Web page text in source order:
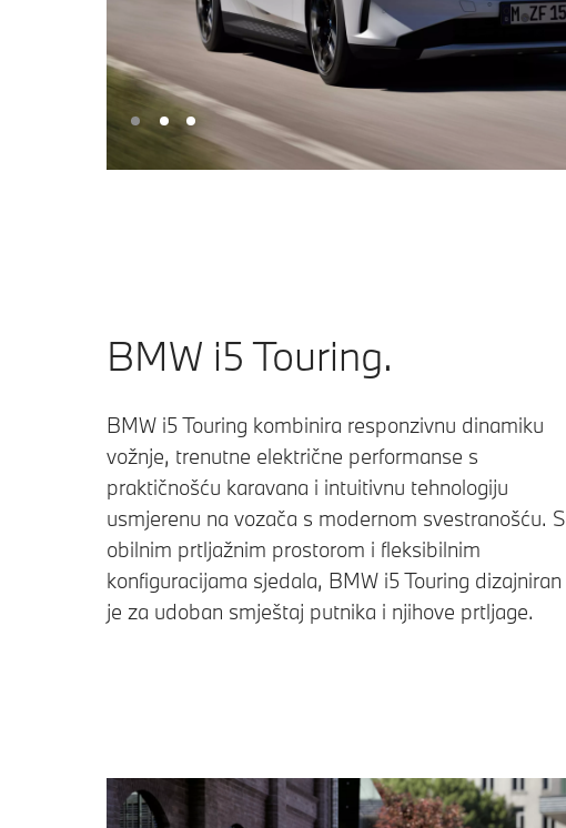
BMW i5 Touring.
BMW i5 Touring kombinira responzivnu dinamiku
vožnje, trenutne električne performanse s
praktičnošću karavana i intuitivnu tehnologiju
usmjerenu na vozača s modernom svestranošću. S
obilnim prtljažnim prostorom i fleksibilnim
konfiguracijama sjedala, BMW i5 Touring dizajniran
je za udoban smještaj putnika i njihove prtljage.